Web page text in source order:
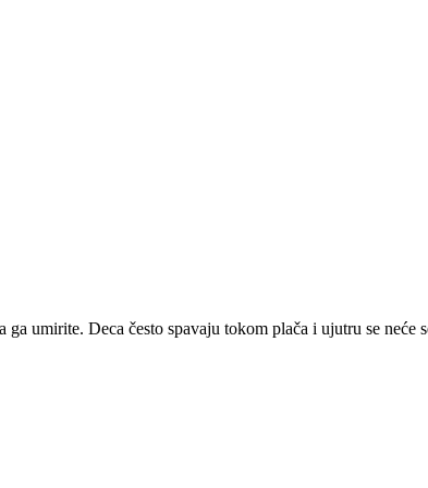
umirite. Deca često spavaju tokom plača i ujutru se neće